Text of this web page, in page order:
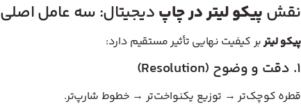
نقشپیکو لیتر در چاپدیجیتال: سه عامل اصلی
پیکو لیتربر کیفیت نهایی تأثیر مستقیم دارد:
۱. دقت و وضوح (Resolution)
قطره کوچک‌تر → توزیع یکنواخت‌تر → خطوط شارپ‌تر.